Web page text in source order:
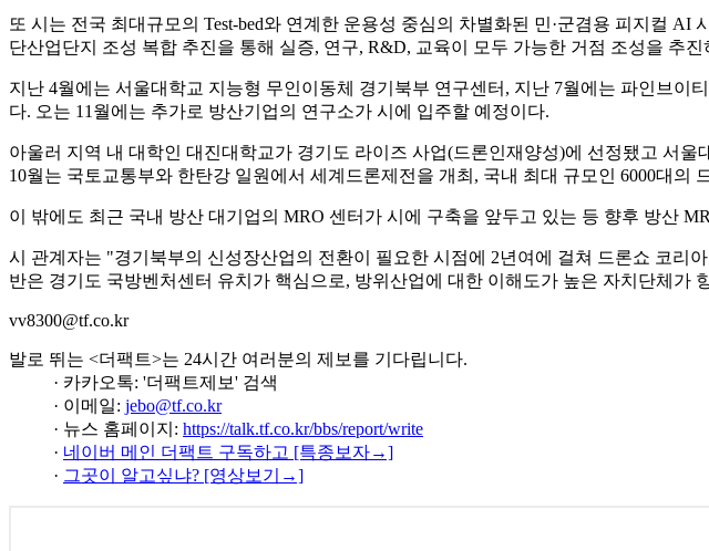
또 시는 전국 최대규모의 Test-bed와 연계한 운용성 중심의 차별화된 민·군겸용 피지컬
단산업단지 조성 복합 추진을 통해 실증, 연구, R&D, 교육이 모두 가능한 거점 조성을 추
지난 4월에는 서울대학교 지능형 무인이동체 경기북부 연구센터, 지난 7월에는 파인브
다. 오는 11월에는 추가로 방산기업의 연구소가 시에 입주할 예정이다.
아울러 지역 내 대학인 대진대학교가 경기도 라이즈 사업(드론인재양성)에 선정됐고 서
10월는 국토교통부와 한탄강 일원에서 세계드론제전을 개최, 국내 최대 규모인 6000대
이 밖에도 최근 국내 방산 대기업의 MRO 센터가 시에 구축을 앞두고 있는 등 향후 방산
시 관계자는 "경기북부의 신성장산업의 전환이 필요한 시점에 2년여에 걸쳐 드론쇼 코리
반은 경기도 국방벤처센터 유치가 핵심으로, 방위산업에 대한 이해도가 높은 자치단체가
vv8300@tf.co.kr
발로 뛰는 <더팩트>는 24시간 여러분의 제보를 기다립니다.
· 카카오톡: '더팩트제보' 검색
· 이메일: jebo@tf.co.kr
· 뉴스 홈페이지: https://talk.tf.co.kr/bbs/report/write
· 네이버 메인 더팩트 구독하고 [특종보자→]
· 그곳이 알고싶냐? [영상보기→]